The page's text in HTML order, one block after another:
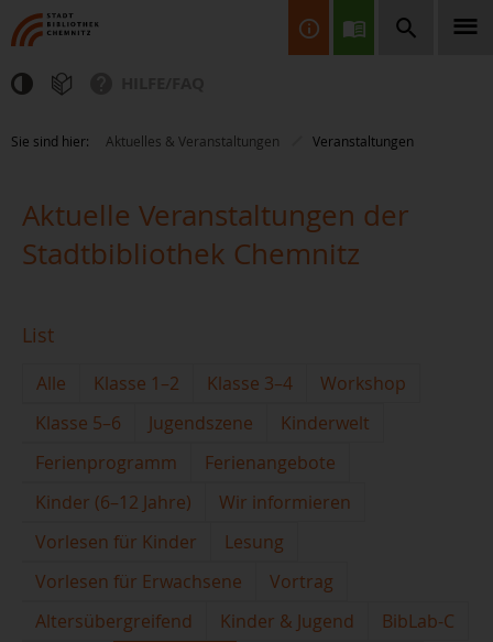
Finden Sie Informationen, Bücher, CDs & DVDs, Spiele, BluRays,
Zeitschriften und vieles mehr...
Sie sind hier: Aktuelles & Veranstaltungen Veranstaltungen
Aktuelle Veranstaltungen der
Stadtbibliothek Chemnitz
List
Alle Klasse 1–2 Klasse 3–4
Workshop
Klasse 5–6
Jugendszene
Kinderwelt
Ferienprogramm
Ferienangebote
Kinder (6–12 Jahre)
Wir informieren
Vorlesen für Kinder
Lesung
Vorlesen für Erwachsene
Vortrag
Altersübergreifend
Kinder & Jugend
BibLab-C